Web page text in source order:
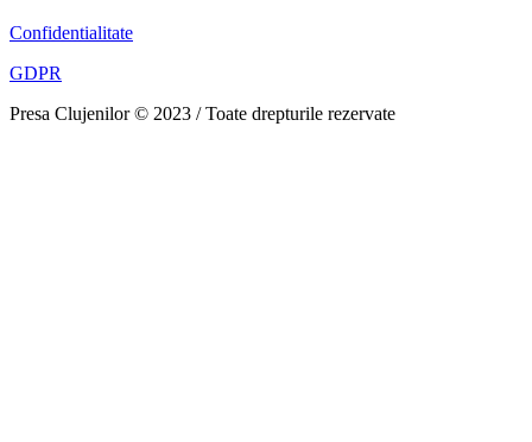
Confidentialitate
GDPR
Presa Clujenilor © 2023 / Toate drepturile rezervate